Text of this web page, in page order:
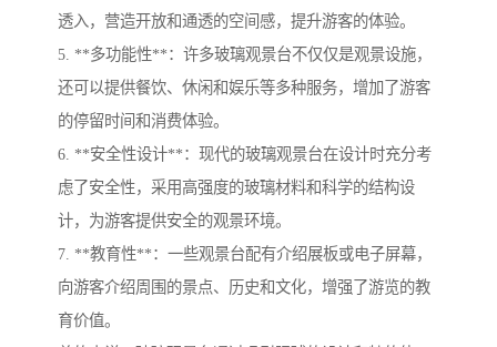
透入，营造开放和通透的空间感，提升游客的体验。
5. **多功能性**：许多玻璃观景台不仅仅是观景设施，
还可以提供餐饮、休闲和娱乐等多种服务，增加了游客
的停留时间和消费体验。
6. **安全性设计**：现代的玻璃观景台在设计时充分考
虑了安全性，采用高强度的玻璃材料和科学的结构设
计，为游客提供安全的观景环境。
7. **教育性**：一些观景台配有介绍展板或电子屏幕，
向游客介绍周围的景点、历史和文化，增强了游览的教
育价值。